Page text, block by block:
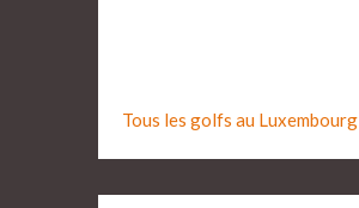
Tous les golfs au Luxembourg